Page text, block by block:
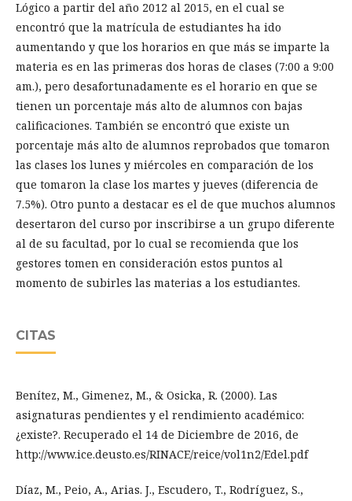
Lógico a partir del año 2012 al 2015, en el cual se
encontró que la matrícula de estudiantes ha ido
aumentando y que los horarios en que más se imparte la
materia es en las primeras dos horas de clases (7:00 a 9:00
am.), pero desafortunadamente es el horario en que se
tienen un porcentaje más alto de alumnos con bajas
calificaciones. También se encontró que existe un
porcentaje más alto de alumnos reprobados que tomaron
las clases los lunes y miércoles en comparación de los
que tomaron la clase los martes y jueves (diferencia de
7.5%). Otro punto a destacar es el de que muchos alumnos
desertaron del curso por inscribirse a un grupo diferente
al de su facultad, por lo cual se recomienda que los
gestores tomen en consideración estos puntos al
momento de subirles las materias a los estudiantes.
CITAS
Benítez, M., Gimenez, M., & Osicka, R. (2000). Las
asignaturas pendientes y el rendimiento académico:
¿existe?. Recuperado el 14 de Diciembre de 2016, de
http://www.ice.deusto.es/RINACE/reice/vol1n2/Edel.pdf
Díaz, M., Peio, A., Arias. J., Escudero, T., Rodríguez, S.,